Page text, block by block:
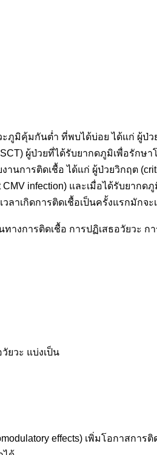
ภูมิคุ้มกันต่ำ ที่พบได้บ่อย ได้แก่ ผู้ป่
ผู้ป่วยที่ได้รับยากดภูมิเพื่อรักษ
นการติดเชื้อ ได้แก่ ผู้ป่วยวิกฤต
infection) และเมื่อได้รับยาก
าเกิดการติดเชื้อเป็นครั้งแรกมักจะ
การติดเชื้อ การปฏิเสธอวัยวะ กา
ยวะ แบ่งเป็น
effects) เพิ่มโอกาสการ